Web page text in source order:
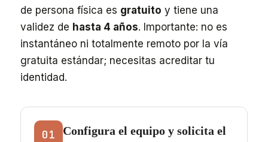
de persona física es gratuito y tiene una
validez de hasta 4 años. Importante: no es
instantáneo ni totalmente remoto por la vía
gratuita estándar; necesitas acreditar tu
identidad.
01
Configura el equipo y solicita el